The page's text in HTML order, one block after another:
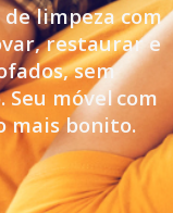
limpeza com
restaurar e
sem
Seu móvelcom
mais bonito.